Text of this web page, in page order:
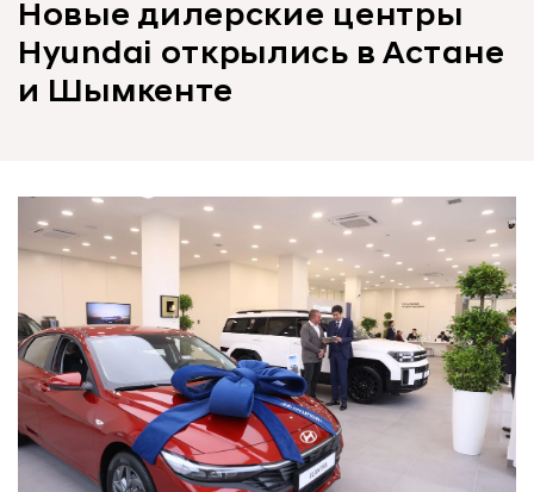
Новые дилерские центры
Hyundai открылись в Астане
и Шымкенте